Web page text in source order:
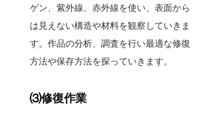
ゲン、紫外線、赤外線を使い、表面から
は見えない構造や材料を観察していきま
す。作品の分析、調査を行い最適な修復
方法や保存方法を探っていきます。
⑶修復作業